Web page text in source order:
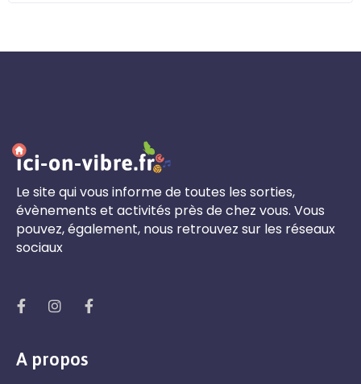
Le site qui vous informe de toutes les sorties,
évènements et activités près de chez vous. Vous
pouvez, également, nous retrouvez sur les réseaux
sociaux
A propos